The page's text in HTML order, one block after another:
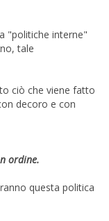
"politiche interne"
tale
ciò che viene fatto
decoro e con
ordine.
questa politica